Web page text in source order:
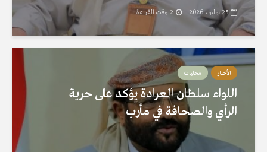
25 يوليو، 2026 2 وقت القراءة
الأخبار محليات
اللواء سلطان العرادة يؤكد على حرية
الرأي والصحافة في مأرب